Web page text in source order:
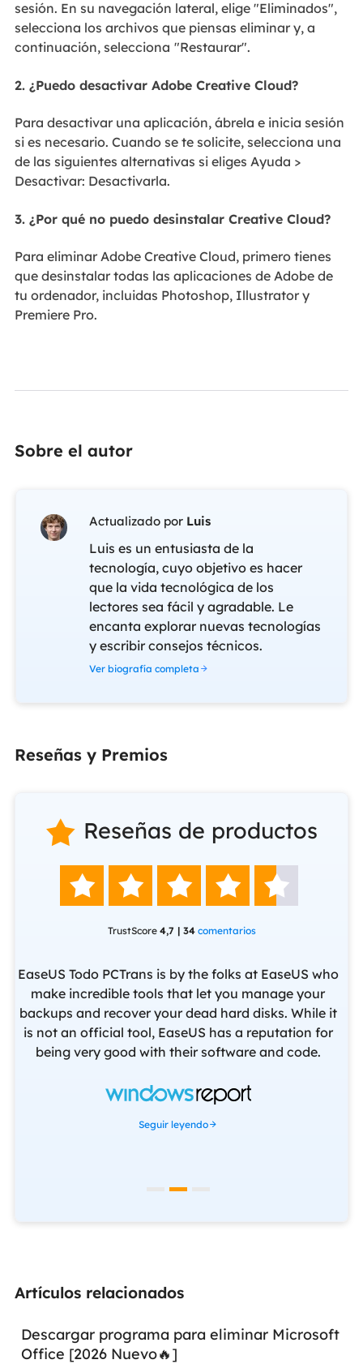
sesión. En su navegación lateral, elige "Eliminados",
selecciona los archivos que piensas eliminar y, a
continuación, selecciona "Restaurar".
2. ¿Puedo desactivar Adobe Creative Cloud?
Para desactivar una aplicación, ábrela e inicia sesión
si es necesario. Cuando se te solicite, selecciona una
de las siguientes alternativas si eliges Ayuda >
Desactivar: Desactivarla.
3. ¿Por qué no puedo desinstalar Creative Cloud?
Para eliminar Adobe Creative Cloud, primero tienes
que desinstalar todas las aplicaciones de Adobe de
tu ordenador, incluidas Photoshop, Illustrator y
Premiere Pro.
Sobre el autor
Actualizado por Luis
Luis es un entusiasta de la
tecnología, cuyo objetivo es hacer
que la vida tecnológica de los
lectores sea fácil y agradable. Le
encanta explorar nuevas tecnologías
y escribir consejos técnicos.
Ver biografía completa
Reseñas y Premios
 Reseñas de productos
    
TrustScore 4,7 | 34 comentarios
EaseUS Todo PCTrans is by the folks at EaseUS who
make incredible tools that let you manage your
backups and recover your dead hard disks. While it
is not an official tool, EaseUS has a reputation for
being very good with their software and code.
Seguir leyendo
Artículos relacionados
Descargar programa para eliminar Microsoft
Office [2026 Nuevo🔥]